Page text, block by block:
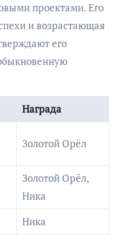
проектами. Его
и возрастающая
его
Награда
Золотой Орёл
Золотой Орёл,
Ника
Ника